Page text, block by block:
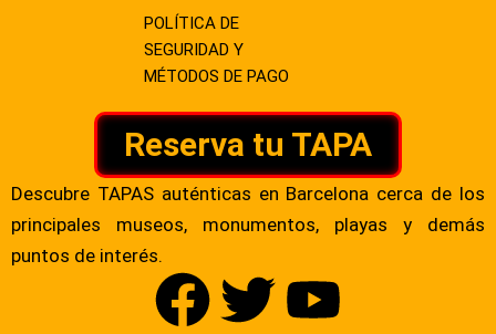
POLÍTICA DE
SEGURIDAD Y
MÉTODOS DE PAGO
Reserva tu TAPA
Descubre TAPAS auténticas en Barcelona cerca de los
principales museos, monumentos, playas y demás
puntos de interés.
F T Y